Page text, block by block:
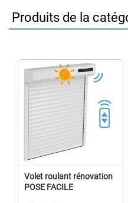
Produits de la
Volet roulant rénovation
POSE FACILE